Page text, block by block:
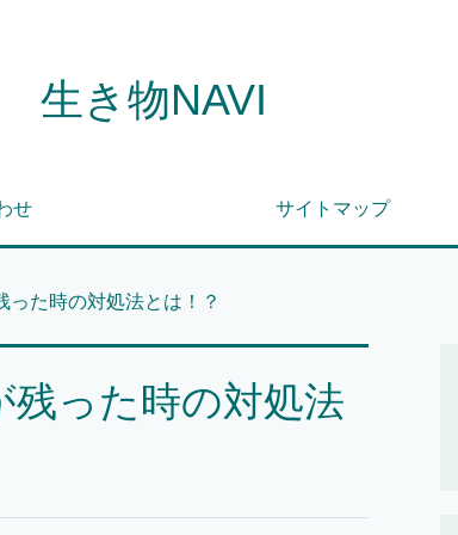
生き物NAVI
せ サイトマップ
った時の対処法とは！？
った時の対処法